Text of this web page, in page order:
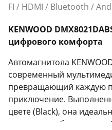
FI / HDMI / Bluetooth /
KENWOOD
цифрового комфорта
Автомагнитола
современный
превращающий каждую
приключение.
цвете (Black), она
интерьер любого